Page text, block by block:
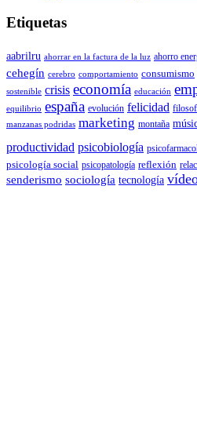
Etiquetas
aabrilru ahorrar en la factura de la luz ahorro
cehegín cerebro comportamiento consumismo
sostenible crisis economía educación
equilibrio españa evolución felicidad
manzanas podridas marketing montaña
productividad psicobiología
psicología social psicopatología reflexión
senderismo sociología tecnología